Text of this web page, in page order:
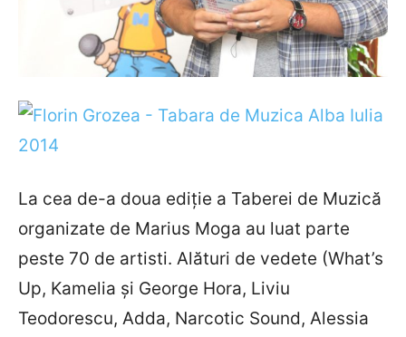
La cea de-a doua ediție a Taberei de Muzică
organizate de Marius Moga au luat parte
peste 70 de artisti. Alături de vedete (What’s
Up, Kamelia și George Hora, Liviu
Teodorescu, Adda, Narcotic Sound, Alessia